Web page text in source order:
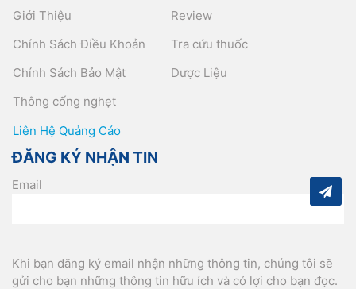
Giới Thiệu
Chính Sách Điều Khoản
Chính Sách Bảo Mật
Thông cống nghẹt
Review
Tra cứu thuốc
Dược Liệu
Liên Hệ Quảng Cáo
ĐĂNG KÝ NHẬN TIN
Email
Khi bạn đăng ký email nhận những thông tin, chúng tôi sẽ
gửi cho bạn những thông tin hữu ích và có lợi cho bạn đọc.